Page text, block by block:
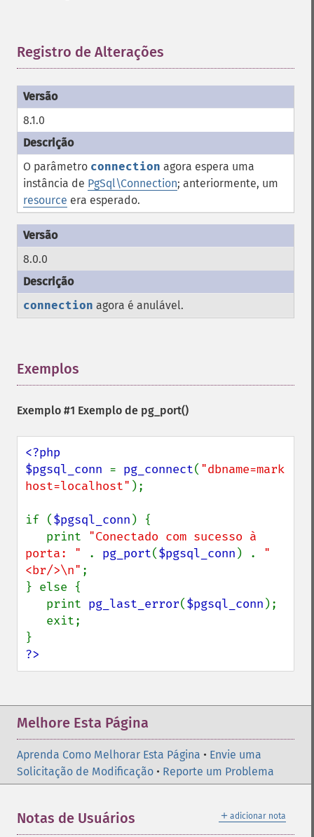
Registro de Alterações
8.1.0
O parâmetro connection agora espera uma
instância de PgSql\Connection; anteriormente, um
resource era esperado.
8.0.0
connection agora é anulável.
Exemplos
Exemplo #1 Exemplo de pg_port()
<?php
$pgsql_conn = pg_connect( "dbname=mark
host=localhost" );
if ($pgsql_conn ) {
   print
"Conectado com sucesso à
porta: "
. pg_port($pgsql_conn ) . "
<br/>\n" ;
} else {
   print
pg_last_error($pgsql_conn );
?>
Melhore Esta Página
Aprenda Como Melhorar Esta Página • Envie uma
Solicitação de Modificação • Reporte um Problema
＋ adicionar nota
Notas de Usuários